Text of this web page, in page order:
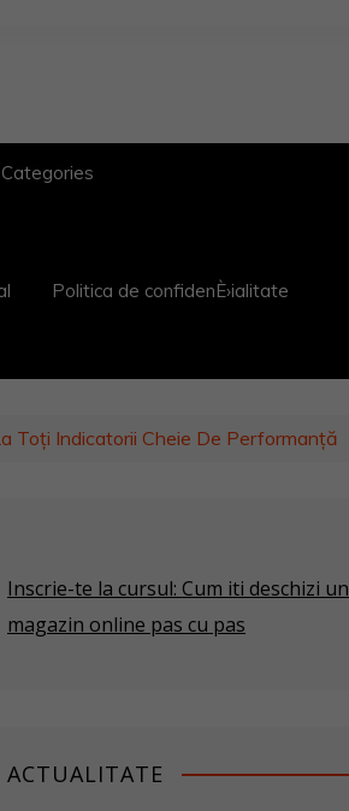
Politica de confidenÈ›ialitate
Toți Indicatorii Cheie De Performanță
Inscrie-te la cursul: Cum iti deschizi un
magazin online pas cu pas
ACTUALITATE